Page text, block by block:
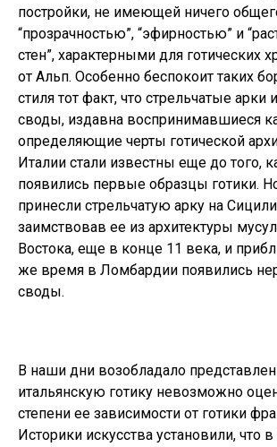
постройки, не имеющей ничего
“прозрачностью”, “эфирностью” и
стен”, характерными для готических
от Альп. Особенно беспокоит таких
стиля тот факт, что стрельчатые
своды, издавна воспринимавшиеся
определяющие черты готической
Италии стали известны еще до того,
появились первые образцы готики.
принесли стрельчатую арку на
заимствовав ее из архитектуры
Востока, еще в конце 11 века, и
же время в Ломбардии появились
своды.
В наши дни возобладало
итальянскую готику невозможно
степени ее зависимости от готики
Историки искусства установили, что